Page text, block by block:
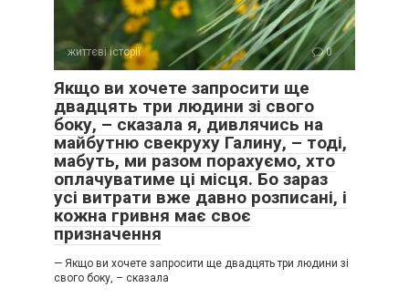
життєві історії 0
Якщо ви хочете запросити ще
двадцять три людини зі свого
боку, – сказала я, дивлячись на
майбутню свекруху Галину, – тоді,
мабуть, ми разом порахуємо, хто
оплачуватиме ці місця. Бо зараз
усі витрати вже давно розписані, і
кожна гривня має своє
призначення
— Якщо ви хочете запросити ще двадцять три людини зі
свого боку, – сказала